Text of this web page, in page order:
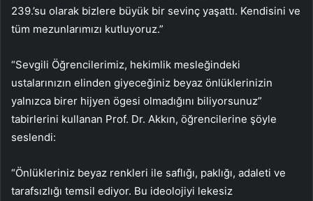
239.’su olarak bizlere büyük bir sevinç yaşattı. Kendisini ve
tüm mezunlarımızı kutluyoruz.”
“Sevgili Öğrencilerimiz, hekimlik mesleğindeki
ustalarınızın elinden giyeceğiniz beyaz önlüklerinizin
yalnızca birer hijyen ögesi olmadığını biliyorsunuz”
tabirlerini kullanan Prof. Dr. Akkın, öğrencilerine şöyle
seslendi:
“Önlükleriniz beyaz renkleri ile saflığı, paklığı, adaleti ve
tarafsızlığı temsil ediyor. Bu ideolojiyi lekesiz